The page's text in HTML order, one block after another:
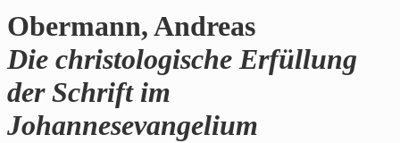
Obermann, Andreas
Die christologische Erfüllung
der Schrift im
Johannesevangelium